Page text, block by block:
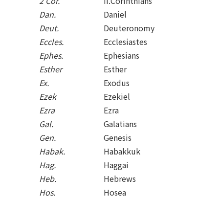
Dan.
Daniel
Deut.
Deuteronomy
Eccles.
Ecclesiastes
Ephes.
Ephesians
Esther
Esther
Ex.
Exodus
Ezek
Ezekiel
Ezra
Ezra
Gal.
Galatians
Gen.
Genesis
Habak.
Habakkuk
Hag.
Haggai
Heb.
Hebrews
Hos.
Hosea